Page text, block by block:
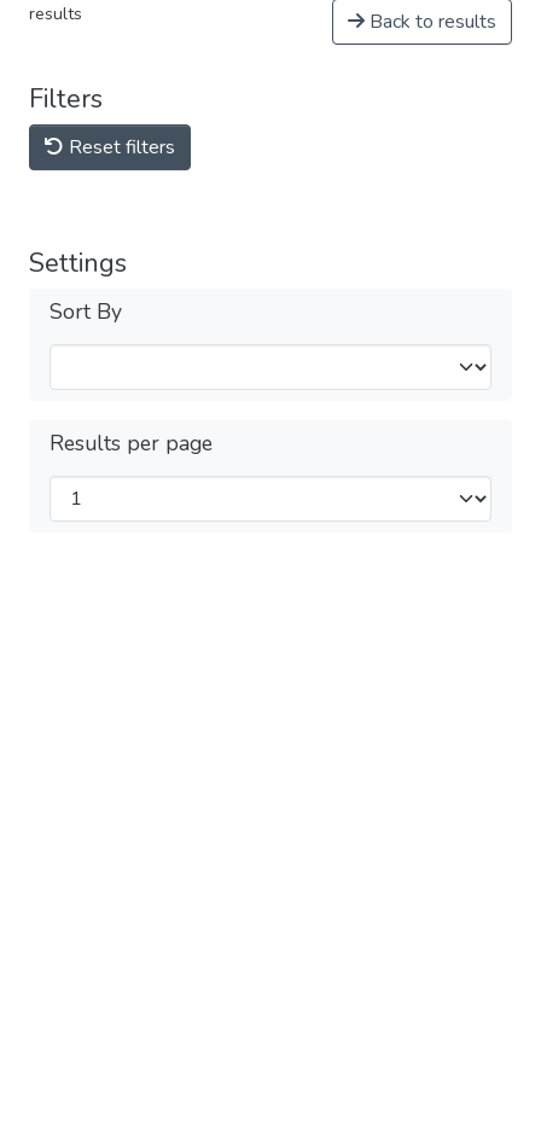
results Back to results
Filters
Reset filters
Settings
Sort By
Results per page